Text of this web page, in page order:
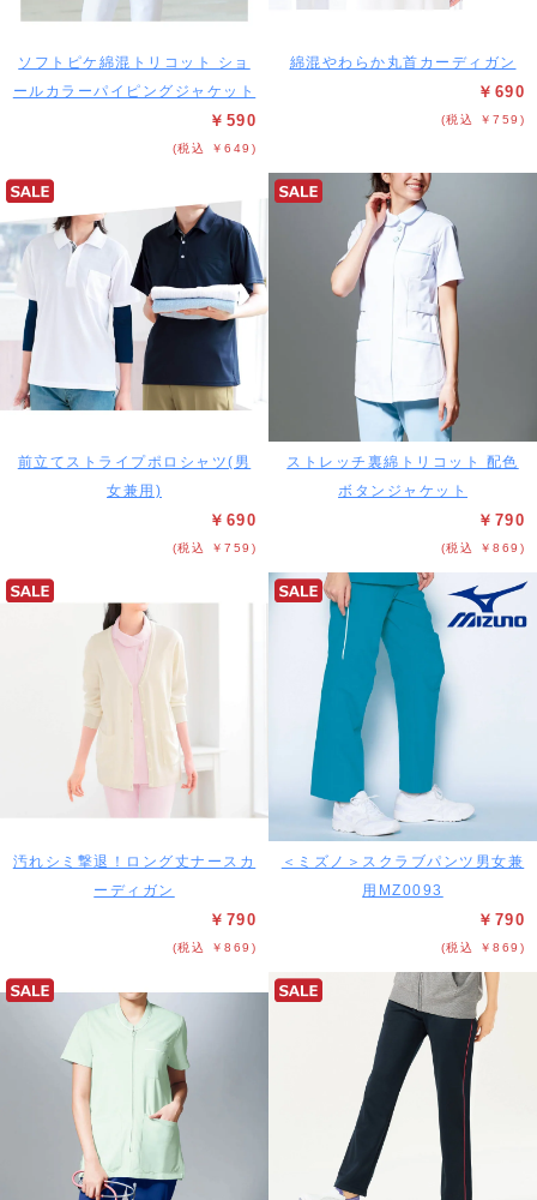
ソフトピケ綿混トリコット ショ
ールカラーパイピングジャケット
￥590
(税込 ￥649)
綿混やわらか丸首カーディガン
￥690
(税込 ￥759)
前立てストライプポロシャツ(男
女兼用)
￥690
(税込 ￥759)
ストレッチ裏綿トリコット 配色
ボタンジャケット
￥790
(税込 ￥869)
汚れシミ撃退！ロング丈ナースカ
ーディガン
￥790
(税込 ￥869)
＜ミズノ＞スクラブパンツ男女兼
用MZ0093
￥790
(税込 ￥869)